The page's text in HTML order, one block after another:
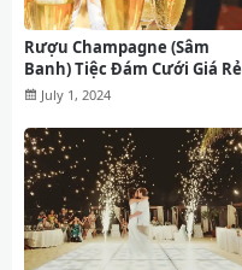
Rượu Champagne (Sâm
Banh) Tiệc Đám Cưới Giá Rẻ
Được Ưa Chuộng
July 1, 2024